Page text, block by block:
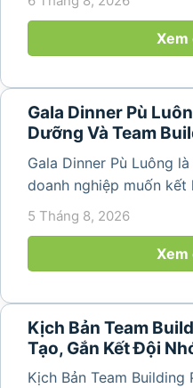
mang đến khoảng thời
Xem
Gala Dinner Pù
Dưỡng Và Team
Gala Dinner Pù Luông
doanh nghiệp muốn
nhân viên và xây dựng
không gian thiên nhiên
núi rừng hùng vĩ, không
5 Tháng 8, 2026
Xem
Kịch Bản Team
Tạo, Gắn Kết Đội
Kịch Bản Team